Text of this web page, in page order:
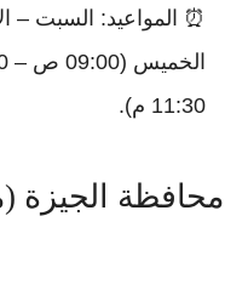
11:30 م).
محافظة الجيزة